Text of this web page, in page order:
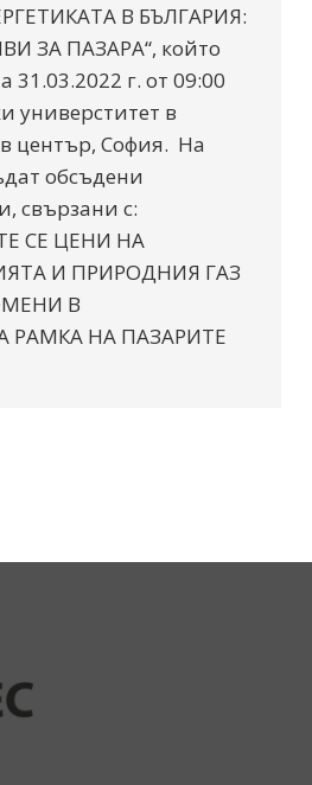
В БЪЛГАРИЯ:
ЗА ПАЗАРА“, който
31.03.2022 г. от 09:00
универститет в
център, София. На
обсъдени
свързани с:
СЕ ЦЕНИ НА
И ПРИРОДНИЯ ГАЗ
В
РАМКА НА ПАЗАРИТЕ